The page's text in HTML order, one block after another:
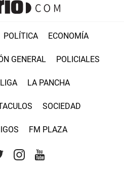
POLÍTICA ECONOMÍA
GENERAL POLICIALES
LA PANCHA
SOCIEDAD
FM PLAZA